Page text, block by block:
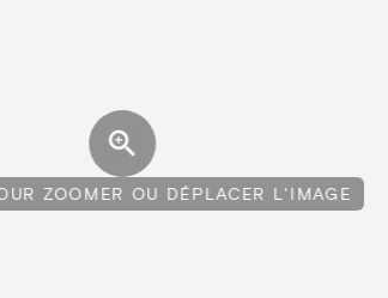
ZOOMER OU DÉPLACER L'IMAGE